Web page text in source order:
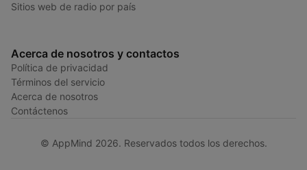
Sitios web de radio por país
Acerca de nosotros y contactos
Política de privacidad
Términos del servicio
Acerca de nosotros
Contáctenos
© AppMind 2026. Reservados todos los derechos.